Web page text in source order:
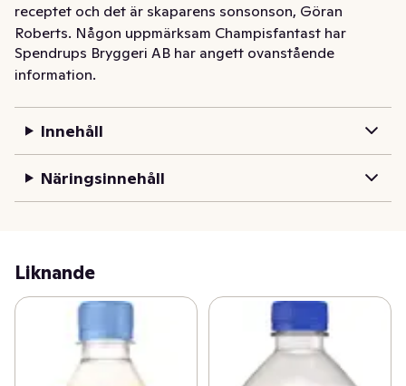
receptet och det är skaparens sonsonson, Göran
Roberts. Någon uppmärksam Champisfantast har
kanske sett att Örebro Slott är avbildat på etiketten,
och det beror just på att skaparen av receptet var
påminner om sprudlande champagne.
Spendrups Bryggeri AB har angett ovanstående
information.
Innehåll
Näringsinnehåll
Liknande